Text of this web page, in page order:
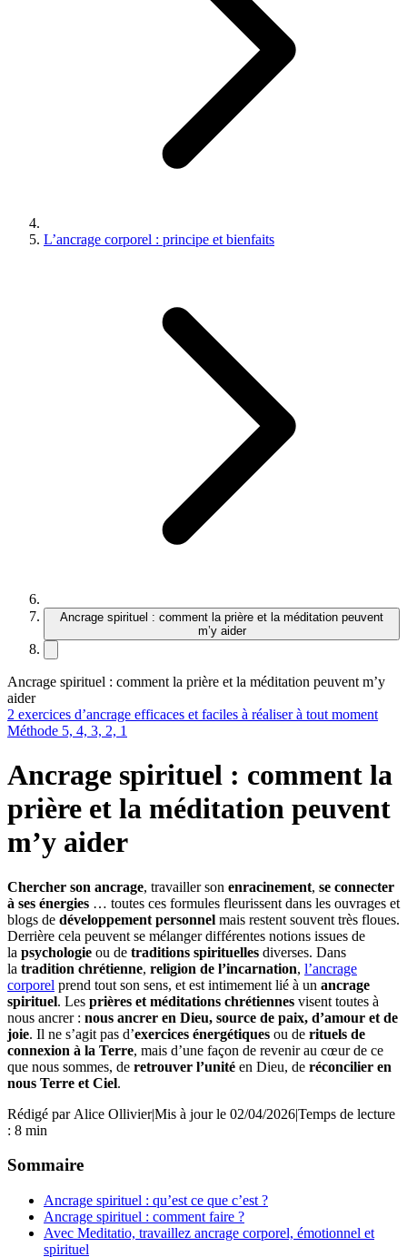
L’ancrage corporel : principe et bienfaits
Ancrage spirituel : comment la prière et la méditation peuvent
m’y aider
Ancrage spirituel : comment la prière et la méditation peuvent m’y
aider
2 exercices d’ancrage efficaces et faciles à réaliser à tout moment
Méthode 5, 4, 3, 2, 1
Ancrage spirituel : comment la
prière et la méditation peuvent
m’y aider
Chercher son ancrage, travailler son enracinement, se connecter
à ses énergies … toutes ces formules fleurissent dans les ouvrages et
blogs de développement personnel mais restent souvent très floues.
Derrière cela peuvent se mélanger différentes notions issues de
la psychologie ou de traditions spirituelles diverses. Dans
la tradition chrétienne, religion de l’incarnation, l’ancrage
corporel prend tout son sens, et est intimement lié à un ancrage
spirituel. Les prières et méditations chrétiennes visent toutes à
nous ancrer : nous ancrer en Dieu, source de paix, d’amour et de
joie. Il ne s’agit pas d’exercices énergétiques ou de rituels de
connexion à la Terre, mais d’une façon de revenir au cœur de ce
que nous sommes, de retrouver l’unité en Dieu, de réconcilier en
nous Terre et Ciel.
Rédigé par Alice Ollivier|Mis à jour le 02/04/2026|Temps de lecture
: 8 min
Sommaire
Ancrage spirituel : qu’est ce que c’est ?
Ancrage spirituel : comment faire ?
Avec Meditatio, travaillez ancrage corporel, émotionnel et
spirituel